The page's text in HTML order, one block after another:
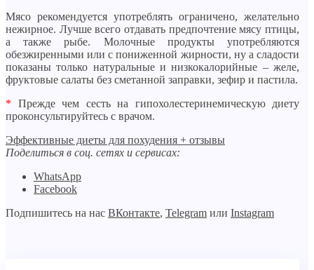
Мясо рекомендуется употреблять ограничено, желательно
нежирное. Лучше всего отдавать предпочтение мясу птицы,
а также рыбе. Молочные продукты употребляются
обезжиренными или c пониженной жирности, ну а сладости
показаны только натуральные и низкокалорийные – желе,
фруктовые салаты без сметанной заправки, зефир и пастила.
* Прежде чем сесть на гипохолестеринемическую диету
проконсультируйтесь с врачом.
Эффективные диеты для похудения + отзывы
Поделиться в соц. сетях и сервисах:
WhatsApp
Facebook
Подпишитесь на нас ВКонтакте, Telegram или Instagram